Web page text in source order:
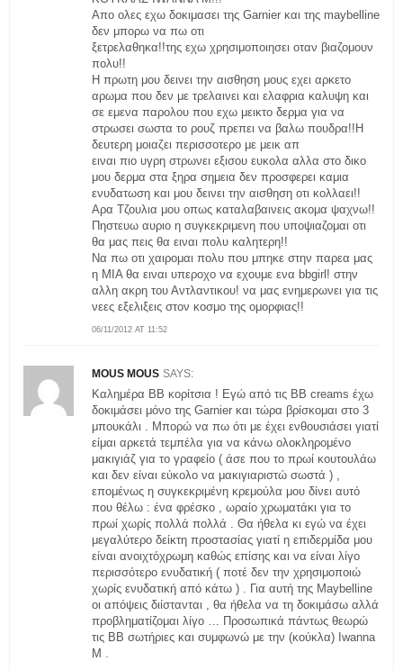
06/11/2012 AT 11:52
Απο ολες εχω δοκιμασει της Garnier και της maybelline
δεν μπορω να πω οτι
ξετρελαθηκα!!της εχω χρησιμοποιησει οταν βιαζομουν
πολυ!!
Η πρωτη μου δεινει την αισθηση μους εχει αρκετο
αρωμα που δεν με τρελαινει και ελαφρια καλυψη και
σε εμενα παρολου που εχω μεικτο δερμα για να
στρωσει σωστα το ρουζ πρεπει να βαλω πουδρα!!Η
δευτερη μοιαζει περισσοτερο με μεικ απ
ειναι πιο υγρη στρωνει εξισου ευκολα αλλα στο δικο
μου δερμα στα ξηρα σημεια δεν προσφερει καμια
ενυδατωση και μου δεινει την αισθηση οτι κολλαει!!
Αρα Τζουλια μου οπως καταλαβαινεις ακομα ψαχνω!!
Πηστευω αυριο η συγκεκριμενη που υποψιαζομαι οτι
θα μας πεις θα ειναι πολυ καλητερη!!
Να πω οτι χαιρομαι πολυ που μπηκε στην παρεα μας
η MIA θα ειναι υπεροχο να εχουμε ενα bbgirl! στην
αλλη ακρη του Αντλαντικου! να μας ενημερωνει για τις
νεες εξελιξεις στον κοσμο της ομορφιας!!
MOUS MOUS SAYS:
Καλημέρα ΒΒ κορίτσια ! Εγώ από τις ΒΒ creams έχω
δοκιμάσει μόνο της Garnier και τώρα βρίσκομαι στο 3
μπουκάλι . Μπορώ να πω ότι με έχει ενθουσιάσει γιατί
είμαι αρκετά τεμπέλα για να κάνω ολοκληρομένο
μακιγιάζ για το γραφείο ( άσε που το πρωί κουτουλάω
και δεν είναι εύκολο να μακιγιαριστώ σωστά ) ,
επομένως η συγκεκριμένη κρεμούλα μου δίνει αυτό
που θέλω : ένα φρέσκο , ωραίο χρωματάκι για το
πρωί χωρίς πολλά πολλά . Θα ήθελα κι εγώ να έχει
μεγαλύτερο δείκτη προστασίας γιατί η επιδερμίδα μου
είναι ανοιχτόχρωμη καθώς επίσης και να είναι λίγο
περισσότερο ενυδατική ( ποτέ δεν την χρησιμοποιώ
χωρίς ενυδατική από κάτω ) . Για αυτή της Maybelline
οι απόψεις διίστανται , θα ήθελα να τη δοκιμάσω αλλά
προβληματίζομαι λίγο … Προσωπικά πάντως θεωρώ
τις ΒΒ σωτήριες και συμφωνώ με την (κούκλα) Iwanna
M .